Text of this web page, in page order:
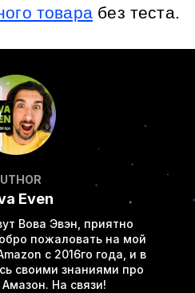
товара без теста.
Even
Вова Эвэн, приятно
пожаловать на мой
с 2016го года, и в
своими знаниями про
На связи!